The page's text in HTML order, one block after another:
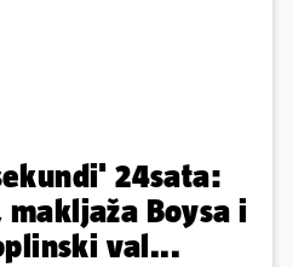
24sata:
Boysa i
val...